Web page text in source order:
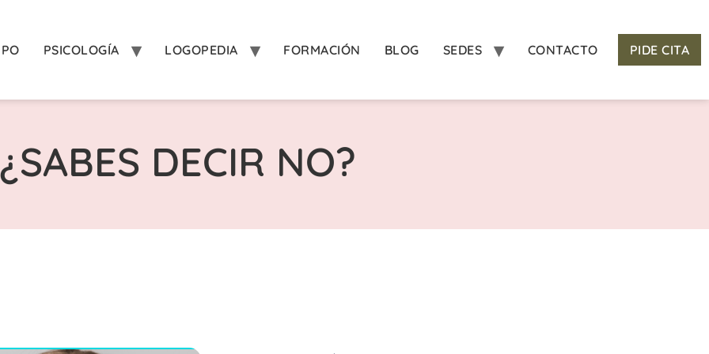
PSICOLOGÍA LOGOPEDIA FORMACIÓN BLOG SEDES CONTACTO PIDE CITA
DECIR NO?